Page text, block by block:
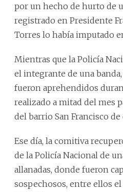
por un hecho de hurto de
registrado en Presidente
Torres lo había imputado
Mientras que la Policía
el integrante de una
fueron aprehendidos
realizado a mitad del mes
del barrio San Francisco de
Ese día, la comitiva
de la Policía Nacional de
allanadas, donde fueron
sospechosos, entre ellos